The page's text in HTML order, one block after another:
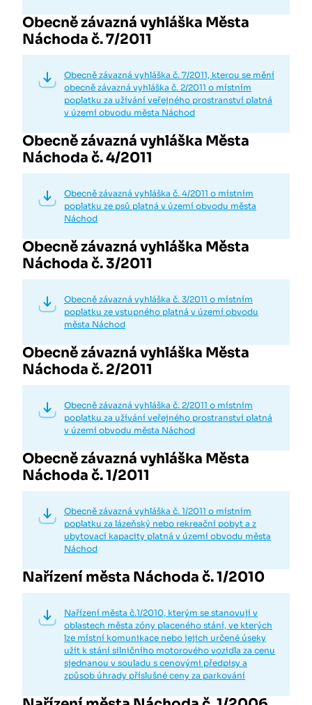
Obecně závazná vyhláška Města
Náchoda č. 7/2011
Obecně závazná vyhláška č. 7/2011, kterou se mění
obecně závazná vyhláška č. 2/2011 o místním
poplatku za užívání veřejného prostranství platná
v území obvodu města Náchod
Obecně závazná vyhláška Města
Náchoda č. 4/2011
Obecně závazná vyhláška č. 4/2011 o místním
poplatku ze psů platná v území obvodu města
Náchod
Obecně závazná vyhláška Města
Náchoda č. 3/2011
Obecně závazná vyhláška č. 3/2011 o místním
poplatku ze vstupného platná v území obvodu
města Náchod
Obecně závazná vyhláška Města
Náchoda č. 2/2011
Obecně závazná vyhláška č. 2/2011 o místním
poplatku za užívání veřejného prostranství platná
v území obvodu města Náchod
Obecně závazná vyhláška Města
Náchoda č. 1/2011
Obecně závazná vyhláška č. 1/2011 o místním
poplatku za lázeňský nebo rekreační pobyt a z
ubytovací kapacity platná v území obvodu města
Náchod
Nařízení města Náchoda č. 1/2010
Nařízení města č.1/2010, kterým se stanovují v
oblastech města zóny placeného stání, ve kterých
lze místní komunikace nebo jejich určené úseky
užít k stání silničního motorového vozidla za cenu
sjednanou v souladu s cenovými předpisy a
způsob úhrady příslušné ceny za parkování